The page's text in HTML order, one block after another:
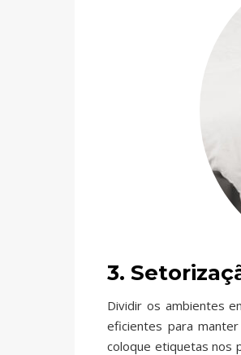
3.
Dividir os ambientes
eficientes para
coloque etiquetas nos